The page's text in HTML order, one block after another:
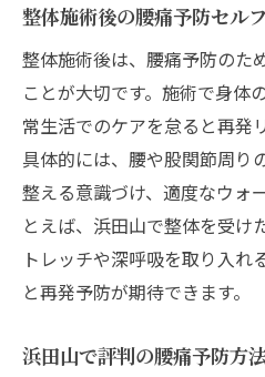
整体施術後の腰痛予防セル
整体施術後は、腰痛予防のた
ことが大切です。施術で身体
常生活でのケアを怠ると再発
具体的には、腰や股関節周り
整える意識づけ、適度なウォ
とえば、浜田山で整体を受け
トレッチや深呼吸を取り入れ
と再発予防が期待できます。
浜田山で評判の腰痛予防方